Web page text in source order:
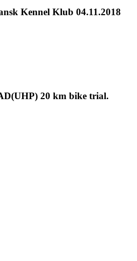
Kennel Klub 04.11.2018
20 km bike trial.